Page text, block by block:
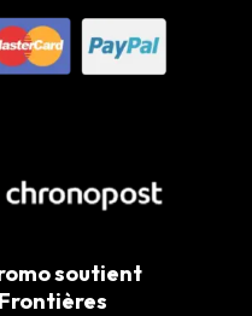
soutient